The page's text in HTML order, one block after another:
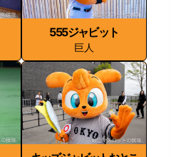
555ジャビット
巨人